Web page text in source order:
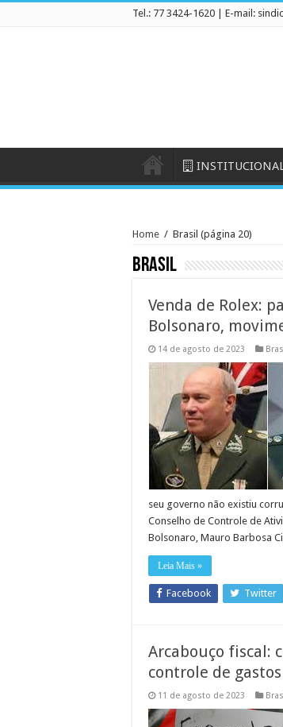
Tel.: 77 3424-1620 | E-mail:
Home / Brasil (página 20)
Brasil
Venda de Rolex:
Bolsonaro,
14 de agosto de 2023
seu governo não existiu
Conselho de Controle de
Bolsonaro, Mauro Barbosa
Leia Mais »
Facebook Twitter
Arcabouço fiscal:
controle de gastos
11 de agosto de 2023